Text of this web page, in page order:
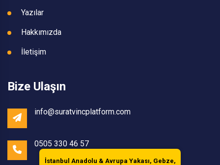
İstanbul Anadolu & Avrupa Yakası, Gebze,
Yazılar
Hakkımızda
İletişim
Bize Ulaşın
info@suratvincplatform.com
0505 330 46 57